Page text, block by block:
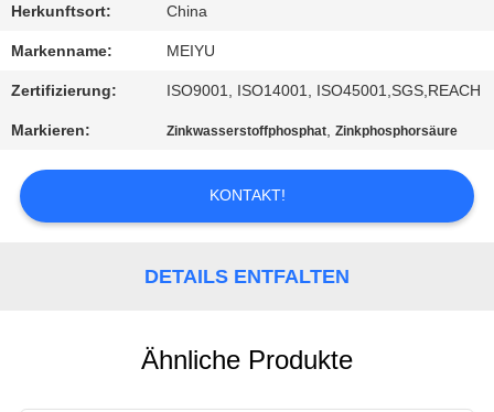
KONTAKT
MIT
UNS
BITTE
UM
Herkunftsort: China
Markenname: MEIYU
Zertifizierung: ISO9001, ISO14001, ISO45001,SGS,REACH
Markieren: Zinkwasserstoffphosphat,Zinkphosphorsäure
KONTAKT!
DETAILS ENTFALTEN
Ähnliche Produkte